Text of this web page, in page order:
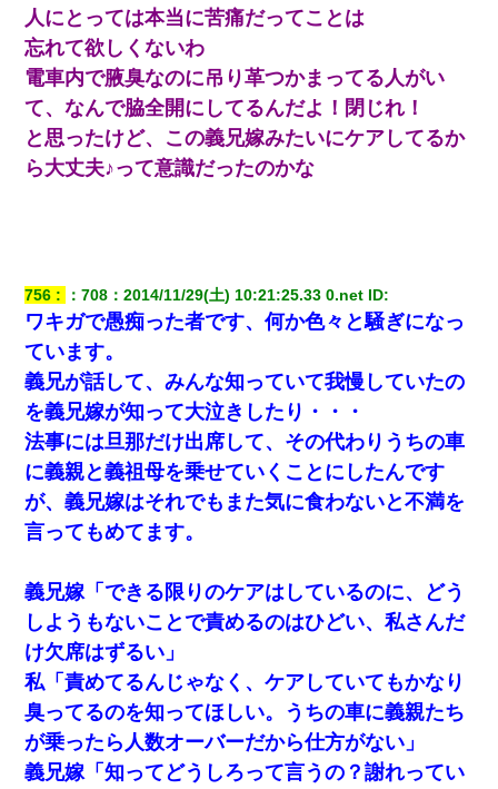
人にとっては本当に苦痛だってことは
忘れて欲しくないわ
電車内で腋臭なのに吊り革つかまってる人がい
て、なんで脇全開にしてるんだよ！閉じれ！
と思ったけど、この義兄嫁みたいにケアしてるか
ら大丈夫♪って意識だったのかな
756 ：708 ：2014/11/29(土) 10:21:25.33 0.net ID:
ワキガで愚痴った者です、何か色々と騒ぎになっ
ています。
義兄が話して、みんな知っていて我慢していたの
を義兄嫁が知って大泣きしたり・・・
法事には旦那だけ出席して、その代わりうちの車
に義親と義祖母を乗せていくことにしたんです
が、義兄嫁はそれでもまた気に食わないと不満を
言ってもめてます。
義兄嫁「できる限りのケアはしているのに、どう
しようもないことで責めるのはひどい、私さんだ
け欠席はずるい」
私「責めてるんじゃなく、ケアしていてもかなり
臭ってるのを知ってほしい。うちの車に義親たち
が乗ったら人数オーバーだから仕方がない」
義兄嫁「知ってどうしろって言うの？謝れってい